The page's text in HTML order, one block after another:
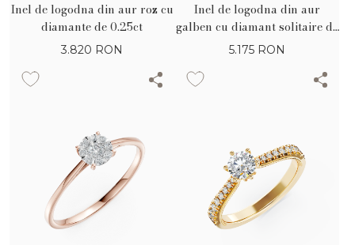
Inel de logodna din aur roz cu
diamante de 0.25ct
3.820 RON
Inel de logodna din aur
galben cu diamant solitaire de
0.2ct
5.175 RON